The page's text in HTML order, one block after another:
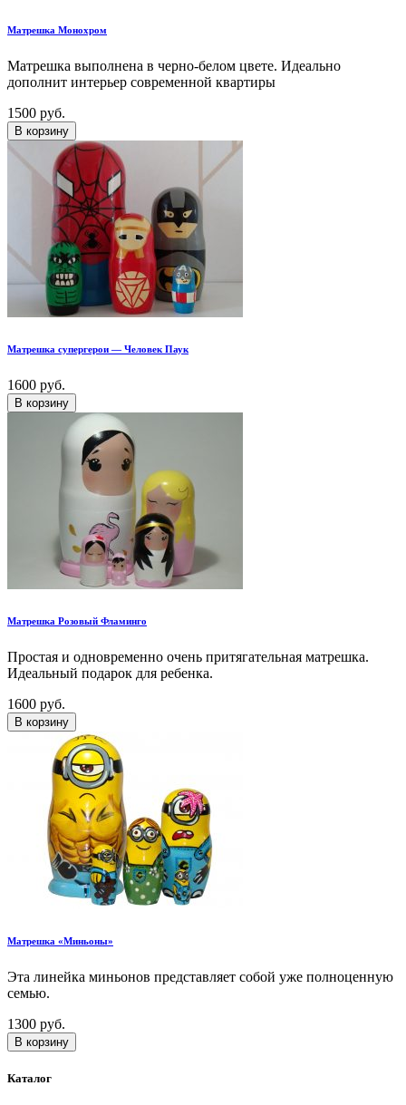
Матрешка Монохром
Матрешка выполнена в черно-белом цвете. Идеально
дополнит интерьер современной квартиры
1500 руб.
В корзину
Матрешка супергерои — Человек Паук
1600 руб.
В корзину
Матрешка Розовый Фламинго
Простая и одновременно очень притягательная матрешка.
Идеальный подарок для ребенка.
1600 руб.
В корзину
Матрешка «Миньоны»
Эта линейка миньонов представляет собой уже полноценную
семью.
1300 руб.
В корзину
Каталог